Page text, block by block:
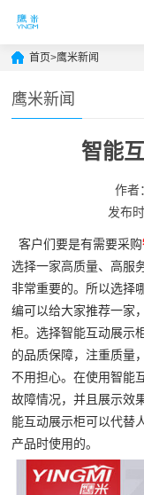
首页>鹰米新闻
鹰米新闻
智能
作者
发布
客户们要是有需要采购
选择一家高质量、高服
非常重要的。所以选择
编可以给大家推荐一家
柜。选择智能互动展示
的品质保障，注重质量
不用担心。在使用智能
故障情况，并且展示效
能互动展示柜可以代替
产品时使用的。